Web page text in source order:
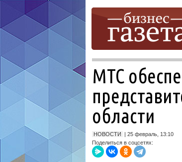
МТС
области
НОВОСТИ
| 25 февраль, 13:10
Поделиться в соцсетях: